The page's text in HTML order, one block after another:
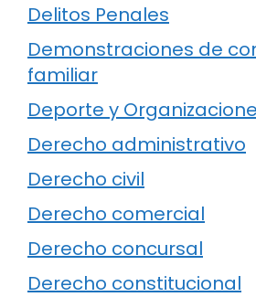
Delitos Penales
Demonstraciones de
familiar
Deporte y
Derecho administrativo
Derecho civil
Derecho comercial
Derecho concursal
Derecho constitucional